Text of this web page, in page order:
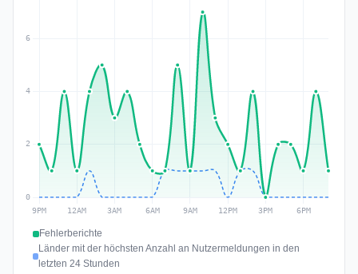
Fehlerberichte
Länder mit der höchsten Anzahl an Nutzermeldungen in den
letzten 24 Stunden